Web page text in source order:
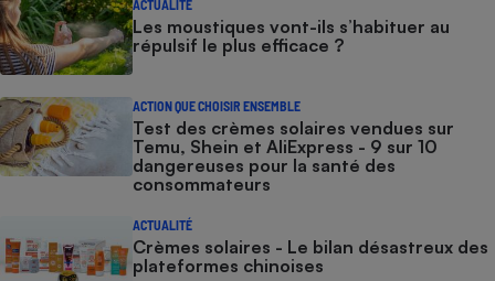
ACTUALITÉ
Les moustiques vont-ils s’habituer au
répulsif le plus efficace ?
ACTION QUE CHOISIR ENSEMBLE
Test des crèmes solaires vendues sur
Temu, Shein et AliExpress - 9 sur 10
dangereuses pour la santé des
consommateurs
ACTUALITÉ
Crèmes solaires - Le bilan désastreux des
plateformes chinoises